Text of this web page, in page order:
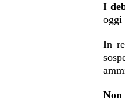
I
oggi
In
Non